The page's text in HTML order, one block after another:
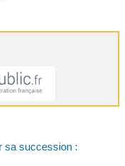
sa succession :